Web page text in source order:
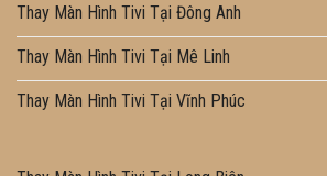
Thay Màn Hình Tivi Tại Đông Anh
Thay Màn Hình Tivi Tại Mê Linh
Thay Màn Hình Tivi Tại Vĩnh Phúc